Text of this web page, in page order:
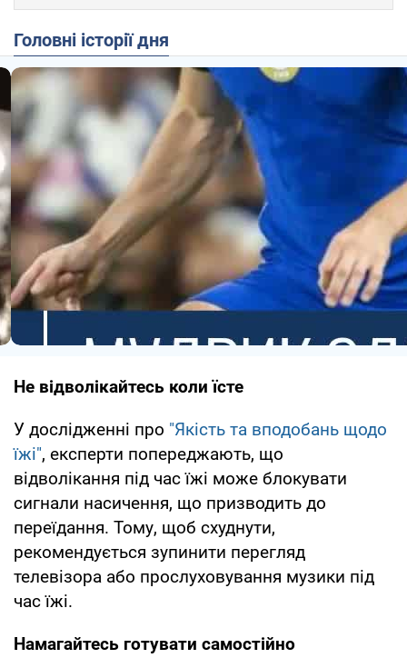
Головні історії дня
Не відволікайтесь коли їсте
У дослідженні про "Якість та вподобань щодо
їжі", експерти попереджають, що
відволікання під час їжі може блокувати
сигнали насичення, що призводить до
переїдання. Тому, щоб схуднути,
рекомендується зупинити перегляд
телевізора або прослуховування музики під
час їжі.
Намагайтесь готувати самостійно